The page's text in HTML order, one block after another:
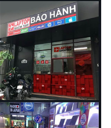
trở nên dễ dàng và chính
điểm, cho phép người dùng
phóng to, thu nhỏ một
trang bị đầy đủ các cổng
laptop gaming cao cấp. Máy
C, cho phép kết nối với
bàn phím, và ổ cứng ngoài.
kết nối với các màn hình